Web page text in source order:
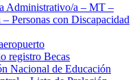
Administrativo/a – MT –
Personas con Discapacidad
registro Becas
Nacional de Educación